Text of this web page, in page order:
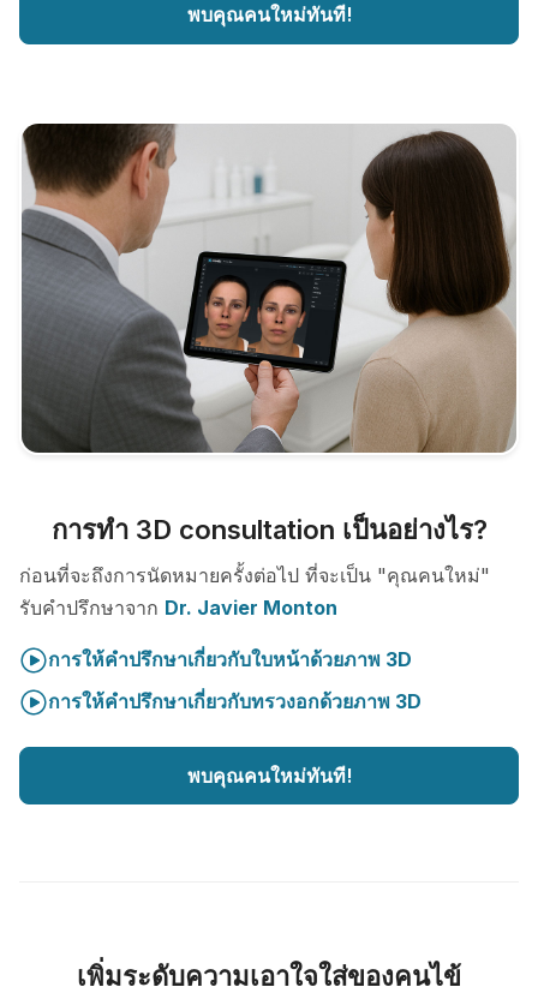
พบคุณคนใหม่ทันที!
การทำ 3D consultation เป็นอย่างไร?
ก่อนที่จะถึงการนัดหมายครั้งต่อไป ที่จะเป็น "คุณคนใหม่"
รับคำปรึกษาจาก Dr. Javier Monton
การให้คำปรึกษาเกี่ยวกับใบหน้าด้วยภาพ 3D
การให้คำปรึกษาเกี่ยวกับทรวงอกด้วยภาพ 3D
พบคุณคนใหม่ทันที!
เพิ่มระดับความเอาใจใส่ของคนไข้